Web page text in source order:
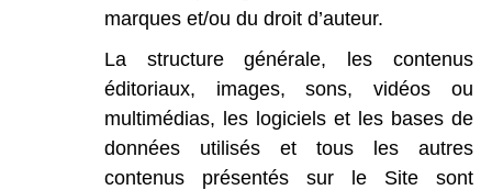
marques et/ou du droit d’auteur.
La
structure générale, les
contenus
éditoriaux,
images, sons, vidéos
ou
multimédias, les logiciels et les bases de
données
utilisés et tous les
autres
contenus
présentés sur le Site
sont